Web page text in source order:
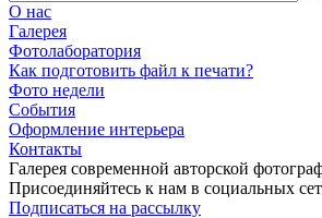
О нас
Галерея
Фотолаборатория
Как подготовить файл к печати?
Фото недели
События
Оформление интерьера
Контакты
Галерея современной авторской
Присоединяйтесь к нам в социальных
Подписаться на рассылку